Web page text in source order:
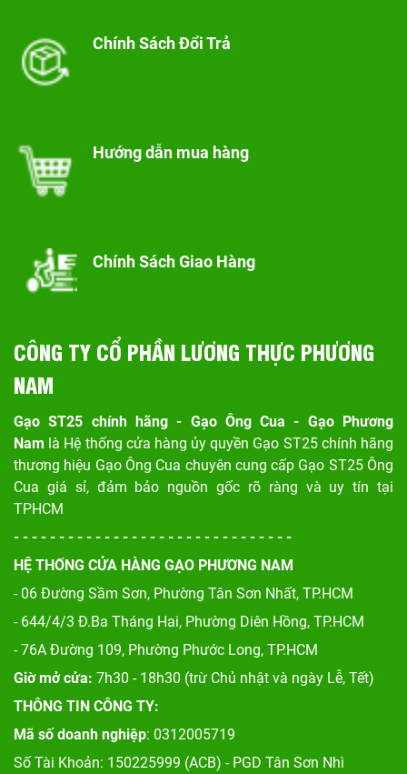
Chính Sách Đổi Trả
Hướng dẫn mua hàng
Chính Sách Giao Hàng
CÔNG TY CỔ PHẦN LƯƠNG THỰC PHƯƠNG
NAM
Gạo ST25 chính hãng - Gạo Ông Cua - Gạo Phương
Nam là Hệ thống cửa hàng ủy quyền Gạo ST25 chính hãng
thương hiệu Gạo Ông Cua chuyên cung cấp Gạo ST25 Ông
Cua giá sỉ, đảm bảo nguồn gốc rõ ràng và uy tín tại
TPHCM
- - - - - - - - - - - - - - - - - - - - - - - - - - - - - - -
HỆ THỐNG CỬA HÀNG GẠO PHƯƠNG NAM
- 06 Đường Sầm Sơn, Phường Tân Sơn Nhất, TP.HCM
- 644/4/3 Đ.Ba Tháng Hai, Phường Diên Hồng, TP.HCM
- 76A Đường 109, Phường Phước Long, TP.HCM
Giờ mở cửa: 7h30 - 18h30 (trừ Chủ nhật và ngày Lễ, Tết)
THÔNG TIN CÔNG TY:
Mã số doanh nghiệp: 0312005719
Số Tài Khoản: 150225999 (ACB) - PGD Tân Sơn Nhì